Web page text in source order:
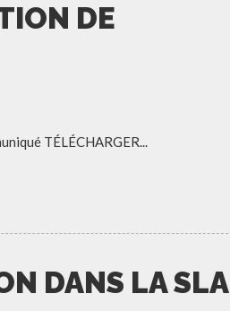
DE
TÉLÉCHARGER...
DANS LA SLA